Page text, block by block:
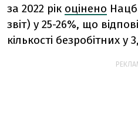
за 2022 рік оцінено
звіт) у 25-26%, що
кількості безробітних у